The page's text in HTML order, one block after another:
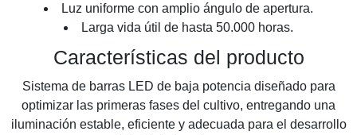
Luz uniforme con amplio ángulo de apertura.
Larga vida útil de hasta 50.000 horas.
Características del producto
Sistema de barras LED de baja potencia diseñado para
optimizar las primeras fases del cultivo, entregando una
iluminación estable, eficiente y adecuada para el desarrollo